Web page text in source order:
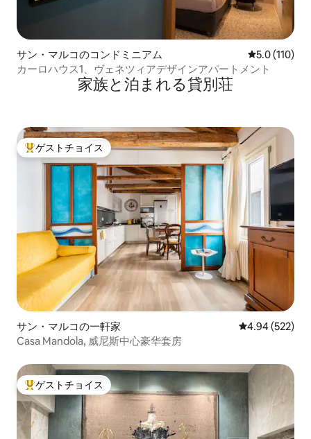
サン・マルコのコンドミニアム レビュー110
5.0 (110)
カーロハウス1、ヴェネツィアデザインアパートメント
家族と泊まれる貸別荘
大好評のゲストチョイスです。
ゲストチョイス
サン・マルコの一軒家 レビュー522
4.94 (522)
Casa Mandola, 威尼斯中心豪华套房
大好評のゲストチョイスです。
ゲストチョイス